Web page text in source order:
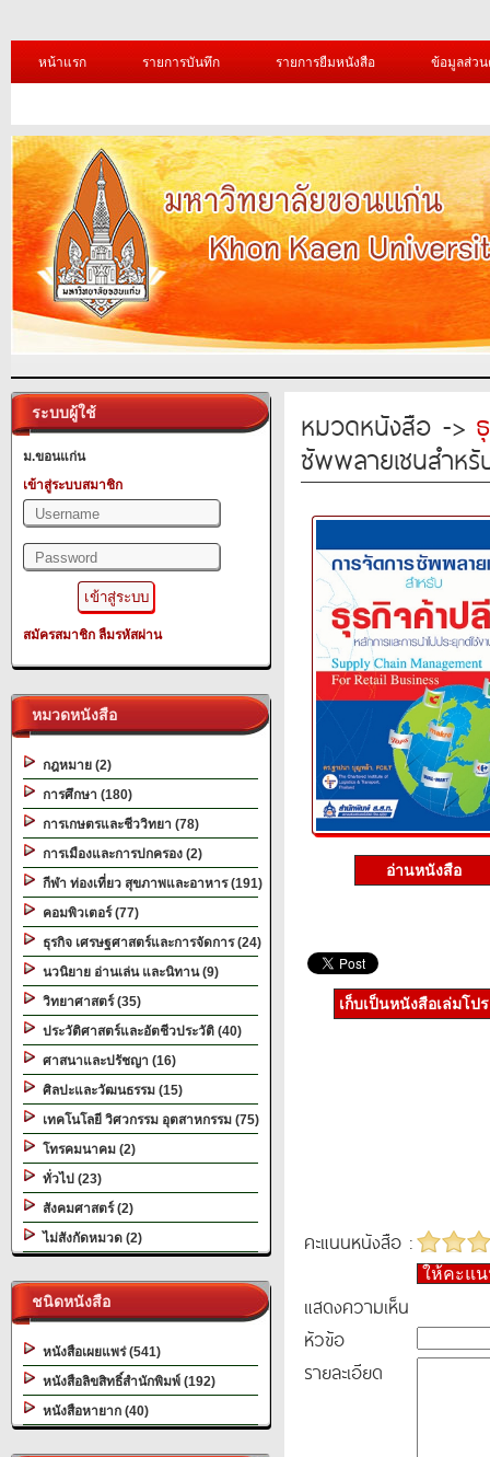
หน้าแรก รายการบันทึก รายการยืมหนังสือ ข้อมูลส่ว
ระบบผู้ใช้
ม.ขอนแก่น
เข้าสู่ระบบสมาชิก
สมัครสมาชิก ลืมรหัสผ่าน
หมวดหนังสือ
กฎหมาย (2)
การศึกษา (180)
การเกษตรและชีววิทยา (78)
การเมืองและการปกครอง (2)
กีฬา ท่องเที่ยว สุขภาพและอาหาร (191)
คอมพิวเตอร์ (77)
ธุรกิจ เศรษฐศาสตร์และการจัดการ (24)
นวนิยาย อ่านเล่น และนิทาน (9)
วิทยาศาสตร์ (35)
ประวัติศาสตร์และอัตชีวประวัติ (40)
ศาสนาและปรัชญา (16)
ศิลปะและวัฒนธรรม (15)
เทคโนโลยี วิศวกรรม อุตสาหกรรม (75)
โทรคมนาคม (2)
ทั่วไป (23)
สังคมศาสตร์ (2)
ไม่สังกัดหมวด (2)
ชนิดหนังสือ
หนังสือเผยแพร่ (541)
หนังสือลิขสิทธิ์สำนักพิมพ์ (192)
หนังสือหายาก (40)
หมวดหนังสือ ->
ซัพพลายเชนสำหรั
อ่านหนังสือ
เก็บเป็นหนังสือเล่มโป
คะแนนหนังสือ :
ให้คะแ
แสดงความเห็น
หัวข้อ
รายละเอียด